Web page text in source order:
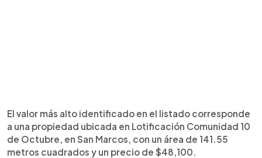
El valor más alto identificado en el listado corresponde
a una propiedad ubicada en Lotificación Comunidad 10
de Octubre, en San Marcos, con un área de 141.55
metros cuadrados y un precio de $48,100.